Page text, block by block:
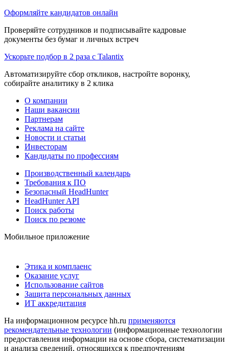
Оформляйте кандидатов онлайн
Проверяйте сотрудников и подписывайте кадровые
документы без бумаг и личных встреч
Ускорьте подбор в 2 раза с Talantix
Автоматизируйте сбор откликов, настройте воронку,
собирайте аналитику в 2 клика
О компании
Наши вакансии
Партнерам
Реклама на сайте
Новости и статьи
Инвесторам
Кандидаты по профессиям
Производственный календарь
Требования к ПО
Безопасный HeadHunter
HeadHunter API
Поиск работы
Поиск по резюме
Мобильное приложение
Этика и комплаенс
Оказание услуг
Использование сайтов
Защита персональных данных
ИТ аккредитация
На информационном ресурсе hh.ru применяются
рекомендательные технологии (информационные технологии
предоставления информации на основе сбора, систематизации
и анализа сведений, относящихся к предпочтениям